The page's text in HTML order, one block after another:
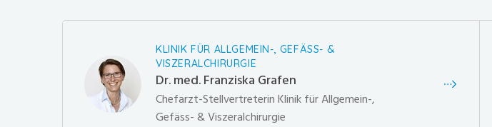
KLINIK FÜR ALLGEMEIN-, GEFÄSS- &
VISZERALCHIRURGIE
Dr. med. Franziska Grafen
Chefarzt-Stellvertreterin Klinik für Allgemein-,
Gefäss- & Viszeralchirurgie